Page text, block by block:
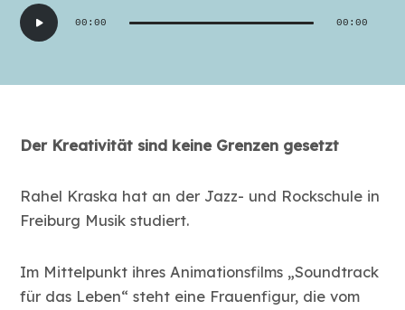
Audio-
Player
00:00 00:00
Der Kreativität sind keine Grenzen gesetzt
Rahel Kraska hat an der Jazz- und Rockschule in
Freiburg Musik studiert.
Im Mittelpunkt ihres Animationsfilms „Soundtrack
für das Leben“ steht eine Frauenfigur, die vom